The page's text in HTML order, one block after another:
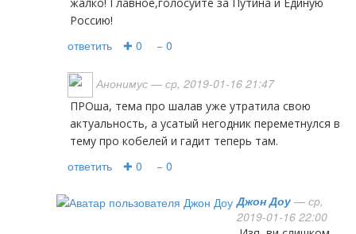
Россию!
ответить ✚ 0 − 0
Анонимус — ср, 2019-01-16 21:47
ПРОша, тема про шалав уже утратила свою
актуальность, а усатый негодник переметнулся в
тему про кобелей и гадит теперь там.
ответить ✚ 0 − 0
Джон Доу — ср,
2019-01-16 22:00